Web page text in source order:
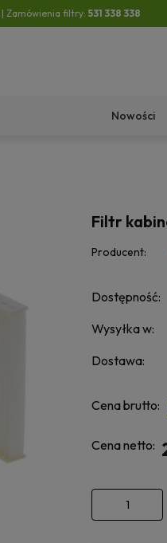
| Zamówienia filtry: 531 338 338
Nowości
Filtr
Producent:
Dostępność:
Wysyłka w:
Dostawa:
Cena brutto:
Cena netto: